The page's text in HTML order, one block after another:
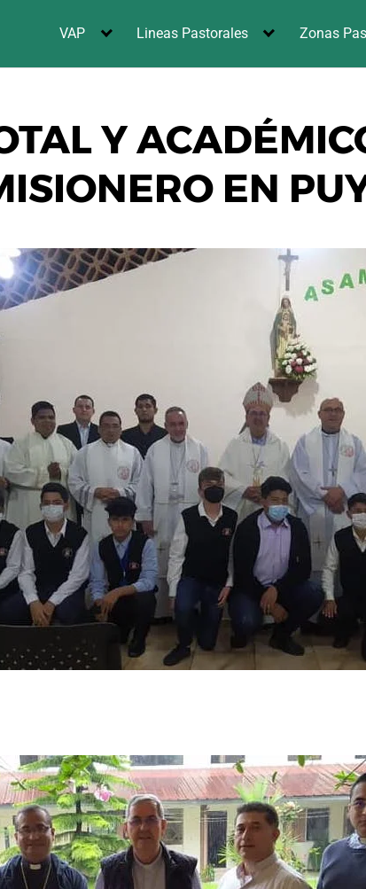
VAP Lineas Pastorales Zonas
Y
EN